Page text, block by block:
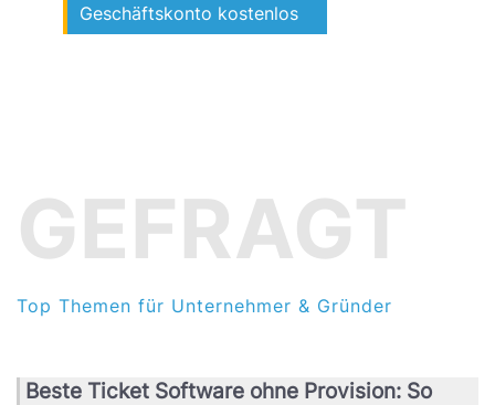
Geschäftskonto kostenlos
GEFRAGT
Top Themen für Unternehmer & Gründer
Beste Ticket Software ohne Provision: So